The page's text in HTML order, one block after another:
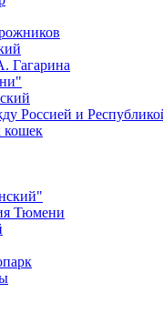
Гагарина
Россией и
кошек
Тюмени